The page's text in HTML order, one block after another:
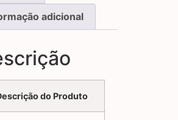
adicional
do Produto